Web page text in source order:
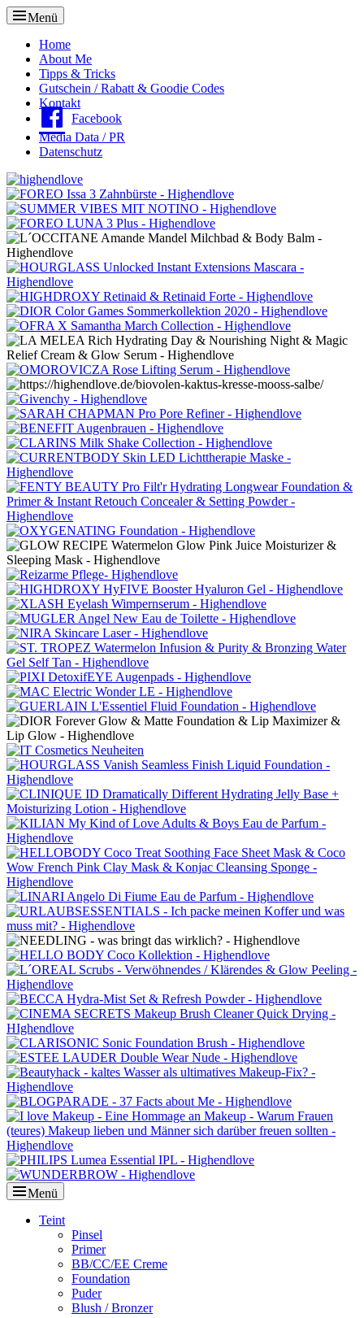
Menü
Oberes
Menü
Home
About Me
Tipps & Tricks
Gutschein / Rabatt & Goodie Codes
Kontakt
Facebook
Media Data / PR
Datenschutz
Menü
Primäres
Teint
Pinsel
Primer
BB/CC/EE Creme
Foundation
Puder
Blush / Bronzer